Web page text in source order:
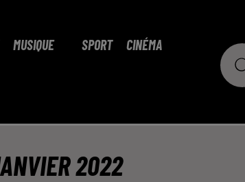
MUSIQUE SPORT CINÉMA
2022